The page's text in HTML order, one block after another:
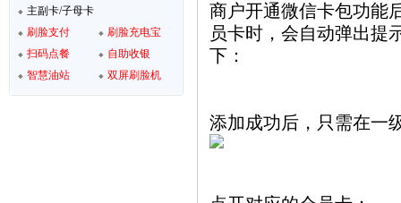
主副卡/子母卡
刷脸支付
扫码点餐
智慧油站
刷脸充电宝
自助收银
双屏刷脸机
商户开通微信卡包功能
员卡时，会自动弹出提
下：
添加成功后，只需在一